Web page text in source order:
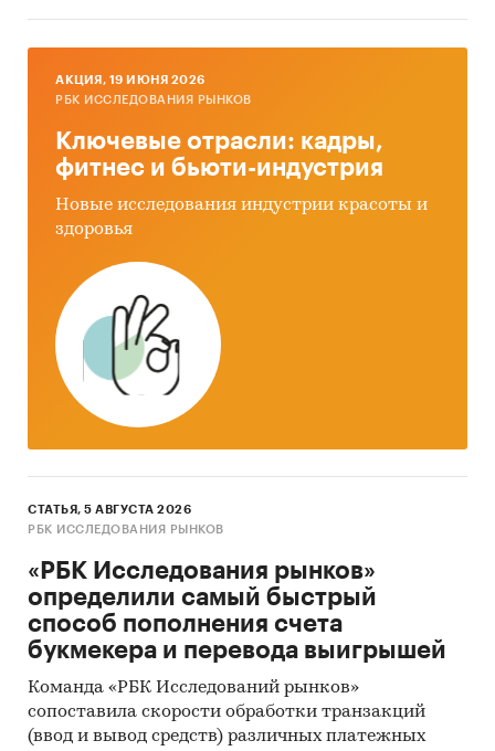
AКЦИЯ, 19 ИЮНЯ 2026
РБК ИССЛЕДОВАНИЯ РЫНКОВ
Ключевые отрасли: кадры,
фитнес и бьюти-индустрия
Новые исследования индустрии красоты и
здоровья
СТАТЬЯ, 5 АВГУСТА 2026
РБК ИССЛЕДОВАНИЯ РЫНКОВ
«РБК Исследования рынков»
определили самый быстрый
способ пополнения счета
букмекера и перевода выигрышей
Команда «РБК Исследований рынков»
сопоставила скорости обработки транзакций
(ввод и вывод средств) различных платежных